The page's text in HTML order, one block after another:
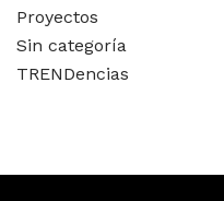
Proyectos
Sin categoría
TRENDencias